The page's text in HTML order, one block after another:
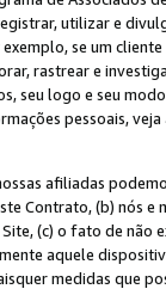
utilizar e
se um
rastrear e
seu logo e seu
pessoais,
afiliadas
Contrato, (b) nós
(c) o fato de
aquele
medidas que